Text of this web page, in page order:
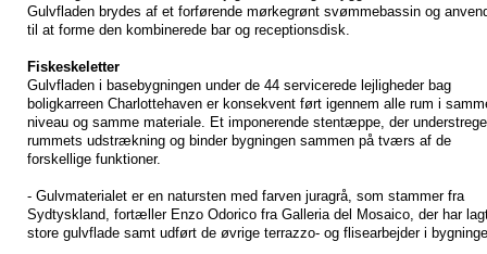
Gulvfladen brydes af et forførende mørkegrønt svømmebassin og
til at forme den kombinerede bar og receptionsdisk.
Fiskeskeletter
Gulvfladen i basebygningen under de 44 servicerede lejligheder bag
boligkarreen Charlottehaven er konsekvent ført igennem alle rum i
niveau og samme materiale. Et imponerende stentæppe, der
rummets udstrækning og binder bygningen sammen på tværs af de
forskellige funktioner.
- Gulvmaterialet er en natursten med farven juragrå, som stammer fra
Sydtyskland, fortæller Enzo Odorico fra Galleria del Mosaico, der har
store gulvflade samt udført de øvrige terrazzo- og flisearbejder i